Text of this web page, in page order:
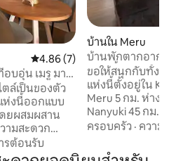
คะแนนเฉลี่ย 4.86 จาก 5, 7 รีวิว
4.86 (7)
อบอุ่น เมรู มาคู
ล์เป็นของตัว
ห่งนี้ออกแบบ
ยผสมผสาน
ามสะดวก
เรามีห้องนอน
ำในตัว ห้อง
รต้อนรับ
บ้านใน Meru
บ้านพักตากอากาศ
ระยะสั้นในเมรุ
ขอให้สนุกกับทั้งค
แห่งนี้ตั้งอยู่ใน
Meru 5 กม. ห่างจ
Nanyuki 45 กม. บ้านประกอบด้วย 5 ห้อง
นอนทุกห้องมีห้องน้
ครบครันห้องสำห
ครอบครัว · ความคุ้